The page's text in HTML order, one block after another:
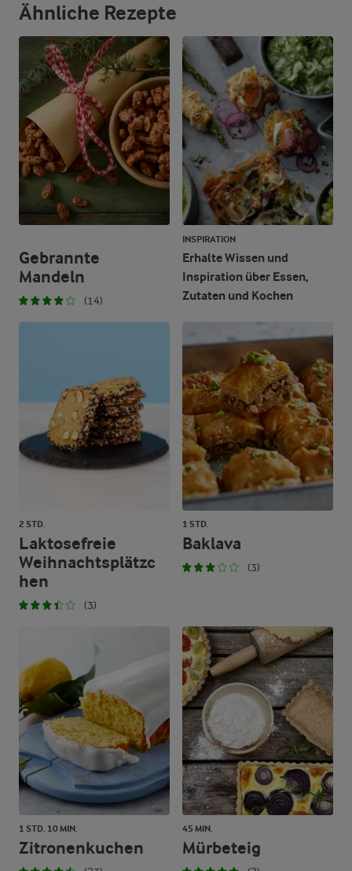
Ähnliche Rezepte
Gebrannte
Mandeln
(14)
INSPIRATION
Erhalte Wissen und
Inspiration über Essen,
Zutaten und Kochen
2 STD.
Laktosefreie
Weihnachtsplätzc
hen
(3)
1 STD.
Baklava
(3)
1 STD. 10 MIN.
Zitronenkuchen
45 MIN.
Mürbeteig